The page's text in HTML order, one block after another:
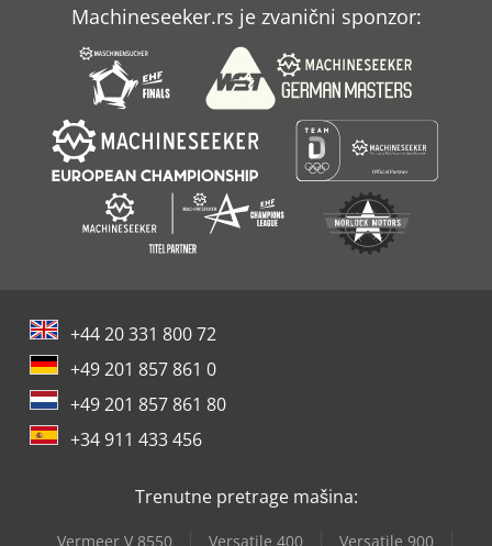
Machineseeker.rs je zvanični sponzor:
+44 20 331 800 72
+49 201 857 861 0
+49 201 857 861 80
+34 911 433 456
Trenutne pretrage mašina:
Vermeer V 8550 Versatile 400
Versatile 900